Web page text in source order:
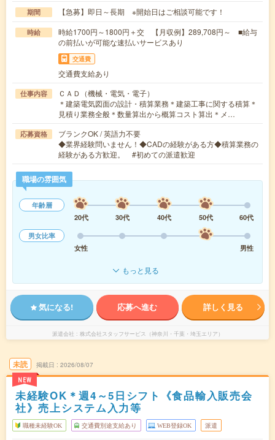
期間 【急募】即日～長期 ※開始日はご相談可能です！
時給
時給1700円～1800円＋交 【月収例】289,708円～ ■給与
の前払いが可能な速払いサービスあり
交通費
交通費支給あり
仕事内容
ＣＡＤ（機械・電気・電子）
＊建築電気図面の設計・積算業務＊建築工事に関する積算＊
見積り業務全般＊数量算出から概算コスト算出＊メ…
応募資格
ブランクOK / 英語力不要
◆業界経験問いません！◆CADの経験がある方◆積算業務の
経験がある方歓迎。 #初めての派遣歓迎
職場の雰囲気
年齢層
20代
30代 40代 50代
60代
男女比率
女性
男性
もっと見る
気になる! 応募へ進む 詳しく見る
派遣会社 株式会社スタッフサービス（神奈川・千葉・埼玉エリア）
未読
NEW
掲載日 2026/08/07
未経験OK＊週4～5日シフト《食品輸入販売会
社》売上システム入力等
職種未経験OK 交通費別途支給あり WEB登録OK 派遣